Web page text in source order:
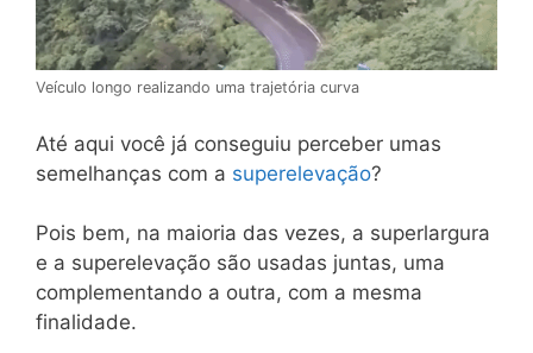
Veículo longo realizando uma trajetória curva
Até aqui você já conseguiu perceber umas
semelhanças com a superelevação?
Pois bem, na maioria das vezes, a superlargura
e a superelevação são usadas juntas, uma
complementando a outra, com a mesma
finalidade.